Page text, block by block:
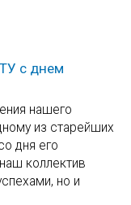
с днем
нашего
из старейших
дня его
коллектив
но и